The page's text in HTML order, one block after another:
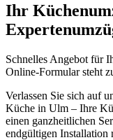
Ihr
Schnelles Angebot für
Online-Formular steht
Verlassen Sie sich auf
Küche in Ulm – Ihre
einen ganzheitlichen
endgültigen Installation